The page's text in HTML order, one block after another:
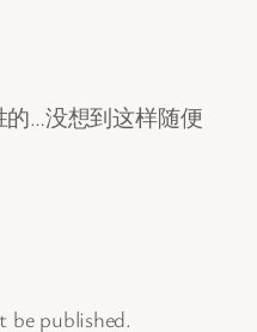
的…没想到这样随便
be published.